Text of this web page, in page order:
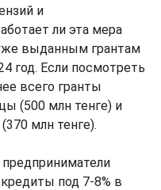
и
ли эта мера
выданным грантам
год. Если посмотреть
всего гранты
(500 млн тенге) и
млн тенге).
под 7-8% в